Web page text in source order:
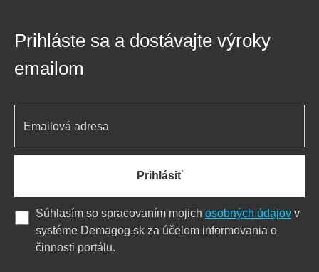
Prihláste sa a dostávajte výroky
emailom
Prihlásiť
Súhlasím so spracovaním mojich osobných údajov v
systéme Demagog.sk za účelom informovania o
činnosti portálu.